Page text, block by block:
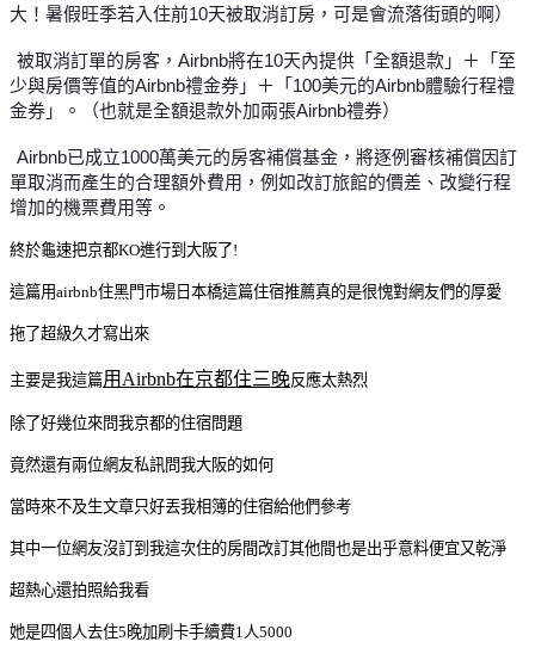
大！暑假旺季若入住前10天被取消訂房，可是會流落街頭的啊）
被取消訂單的房客，Airbnb將在10天內提供「全額退款」＋「至
少與房價等值的Airbnb禮金券」＋「100美元的Airbnb體驗行程禮
金券」。（也就是全額退款外加兩張Airbnb禮券）
Airbnb已成立1000萬美元的房客補償基金，將逐例審核補償因訂
單取消而產生的合理額外費用，例如改訂旅館的價差、改變行程
增加的機票費用等。
終於龜速把京都KO進行到大阪了!
這篇用airbnb住黑門市場日本橋這篇住宿推薦真的是很愧對網友們的厚愛
拖了超級久才寫出來
主要是我這篇用Airbnb在京都住三晚反應太熱烈
除了好幾位來問我京都的住宿問題
竟然還有兩位網友私訊問我大阪的如何
當時來不及生文章只好丟我相簿的住宿給他們參考
其中一位網友沒訂到我這次住的房間改訂其他間也是出乎意料便宜又乾淨
超熱心還拍照給我看
她是四個人去住5晚加刷卡手續費1人5000